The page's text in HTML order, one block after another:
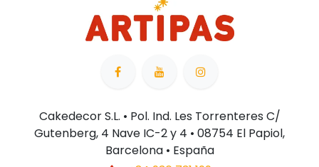
Cakedecor S.L. • Pol. Ind. Les Torrenteres C/
Gutenberg, 4 Nave IC-2 y 4 • 08754 El Papiol,
Barcelona • España